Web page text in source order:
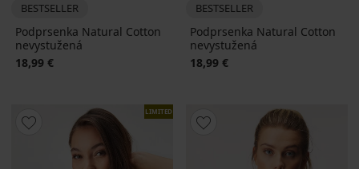
BESTSELLER
Podprsenka Natural Cotton
nevystužená
18,99 €
BESTSELLER
Podprsenka Natural Cotton
nevystužená
18,99 €
LIMITED